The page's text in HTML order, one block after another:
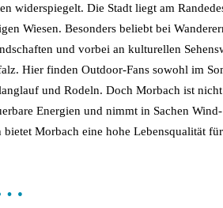
widerspiegelt. Die Stadt liegt am
Wiesen. Besonders beliebt bei
und vorbei an kulturellen
Hier finden Outdoor-Fans sowohl im
und Rodeln. Doch Morbach ist
Energien und nimmt in Sachen
Morbach eine hohe Lebensqualität